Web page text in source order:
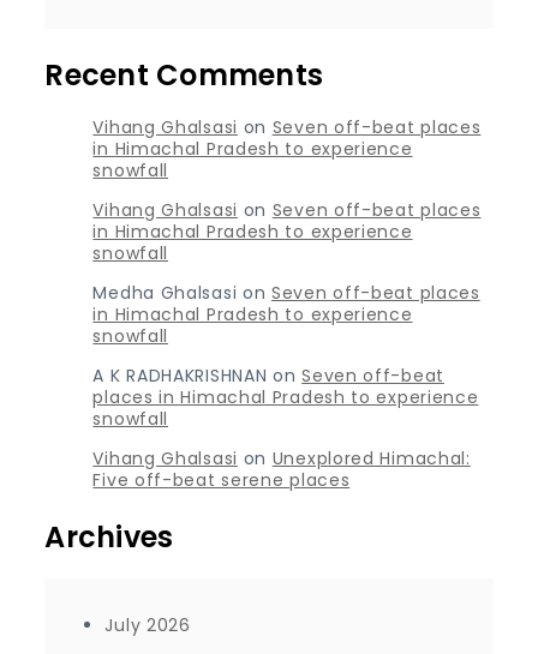
Recent Comments
Vihang Ghalsasi on Seven off-beat places
in Himachal Pradesh to experience
snowfall
Vihang Ghalsasi on Seven off-beat places
in Himachal Pradesh to experience
snowfall
Medha Ghalsasi onSeven off-beat places
in Himachal Pradesh to experience
snowfall
A K RADHAKRISHNAN onSeven off-beat
places in Himachal Pradesh to experience
snowfall
Vihang Ghalsasi on Unexplored Himachal:
Five off-beat serene places
Archives
July 2026